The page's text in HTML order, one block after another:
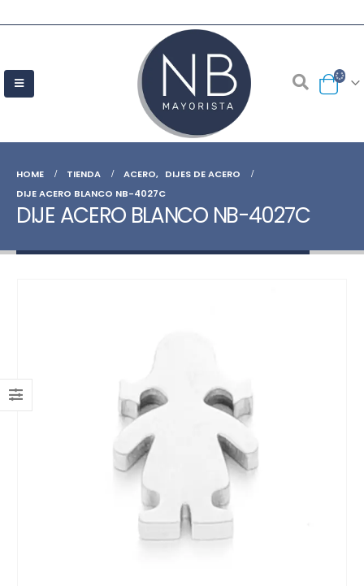
HOME TIENDA ACERO, DIJES DE ACERO
DIJE ACERO BLANCO NB-4027C
DIJE ACERO BLANCO NB-4027C